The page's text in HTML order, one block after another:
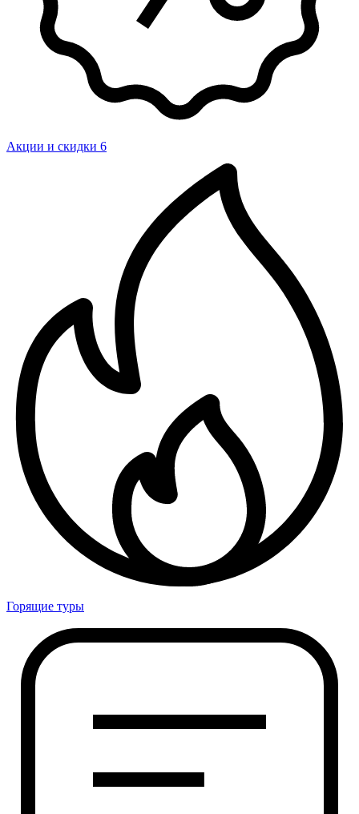
Акции и скидки 6
Горящие туры